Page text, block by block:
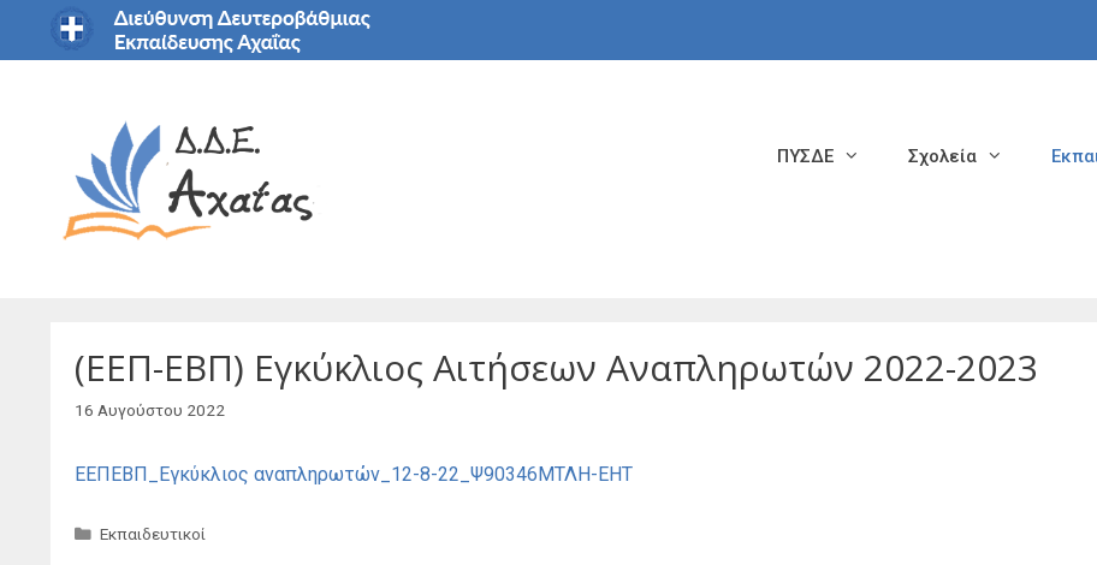
Μετάβαση
ΠΥΣΔΕ Σχολεία
(ΕΕΠ-ΕΒΠ) Εγκύκλιος Αιτήσεων Αναπληρωτών 2022-2023
16 Αυγούστου 2022
ΕΕΠΕΒΠ_Εγκύκλιος αναπληρωτών_12-8-22_Ψ90346ΜΤΛΗ-ΕΗΤ
Κατηγορίες
Εκπαιδευτικοί